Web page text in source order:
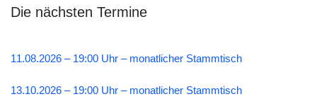
Die nächsten Termine
11.08.2026 – 19:00 Uhr – monatlicher Stammtisch
13.10.2026 – 19:00 Uhr – monatlicher Stammtisch